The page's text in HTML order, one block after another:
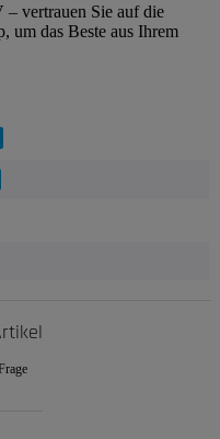
vertrauen Sie auf die
um das Beste aus Ihrem